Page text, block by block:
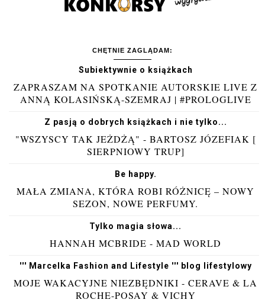
CHĘTNIE ZAGLĄDAM:
Subiektywnie o książkach
ZAPRASZAM NA SPOTKANIE AUTORSKIE LIVE Z
ANNĄ KOLASIŃSKĄ-SZEMRAJ | #PROLOGLIVE
Z pasją o dobrych książkach i nie tylko...
"WSZYSCY TAK JEŻDŻĄ" - BARTOSZ JÓZEFIAK [
SIERPNIOWY TRUP]
Be happy.
MAŁA ZMIANA, KTÓRA ROBI RÓŻNICĘ – NOWY
SEZON, NOWE PERFUMY.
Tylko magia słowa...
HANNAH MCBRIDE - MAD WORLD
''' Marcelka Fashion and Lifestyle ''' blog lifestylowy
MOJE WAKACYJNE NIEZBĘDNIKI - CERAVE & LA
ROCHE-POSAY & VICHY